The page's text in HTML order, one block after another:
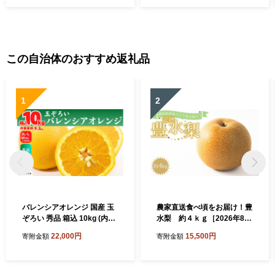
この自治体のおすすめ返礼品
1
バレンシアオレンジ 国産 玉
ぞろい 秀品 箱込 10kg (内容
ずれか 和歌山県産 産地直送
寄附金額 22,000円
2
農家直送食べ頃をお届け！豊
水梨 約４ｋｇ［2026年8月
寄附金額 15,500円